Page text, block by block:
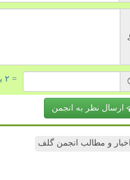
= ۲ بعلاوه ۵
ارسال نظر به انجمن
اخبار و مطالب انجمن گلف